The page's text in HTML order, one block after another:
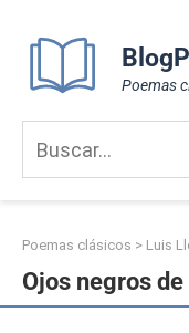
content
Poemas
Poemas clásicos > Luis
Ojos negros